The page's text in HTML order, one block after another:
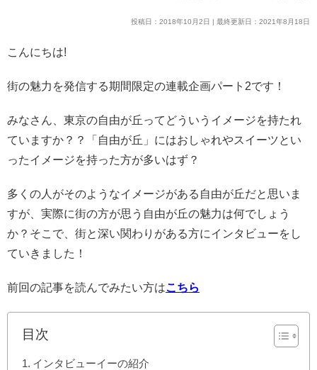
投稿日：2018年10月2日 | 最終更新日：2021年8月18日
こんにちは!
街の魅力を発信する期間限定の連載企画パート2です！
みなさん、東京の自由が丘ってどういうイメージを持たれ
ていますか？？「自由が丘」にはおしゃれやスイーツとい
ったイメージを持った方が多いはず？
多くの人がそのようなイメージがある自由が丘だと思いま
すが、実際に街の方が思う自由が丘の魅力は何でしょう
か？ そこで、街と深い関わりがある方にインタビューをし
ていきました！
前回の記事を読んでみたい方はこちら
目次
インタビューイーの紹介